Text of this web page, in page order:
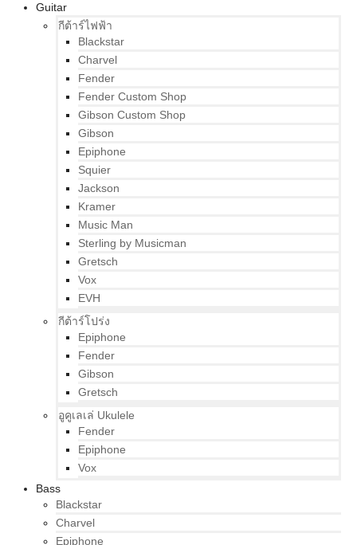
Guitar
กีต้าร์ไฟฟ้า
Blackstar
Charvel
Fender
Fender Custom Shop
Gibson Custom Shop
Gibson
Epiphone
Squier
Jackson
Kramer
Music Man
Sterling by Musicman
Gretsch
Vox
EVH
กีต้าร์โปร่ง
Epiphone
Fender
Gibson
Gretsch
อูคูเลเล่ Ukulele
Fender
Epiphone
Vox
Bass
Blackstar
Charvel
Epiphone